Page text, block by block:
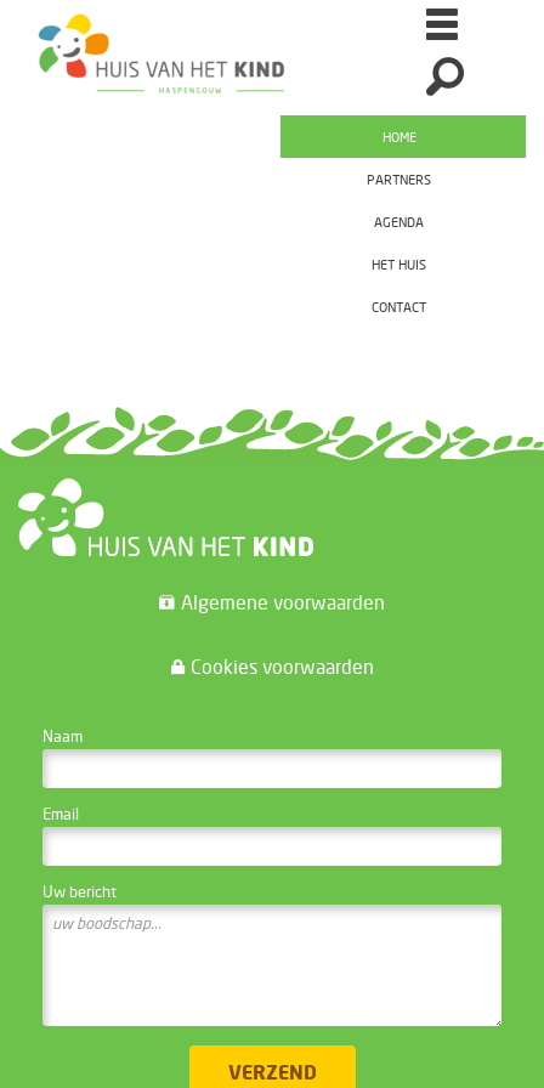
HOME
PARTNERS
AGENDA
HET HUIS
CONTACT
Algemene voorwaarden
Cookies voorwaarden
Naam
Email
Uw bericht
VERZEND